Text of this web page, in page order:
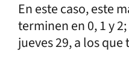
En este caso, este
terminen en 0, 1 y
jueves 29, a los